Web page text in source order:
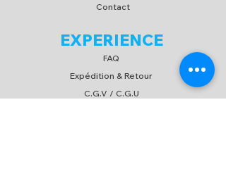
Contact
EXPERIENCE
FAQ
Expédition & Retour
C.G.V / C.G.U